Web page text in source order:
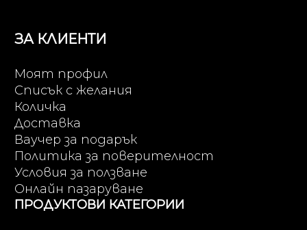
ЗА КЛИЕНТИ
Моят профил
Списък с желания
Количка
Доставка
Ваучер за подарък
Политика за поверителност
Условия за ползване
Онлайн пазаруване
ПРОДУКТОВИ КАТЕГОРИИ